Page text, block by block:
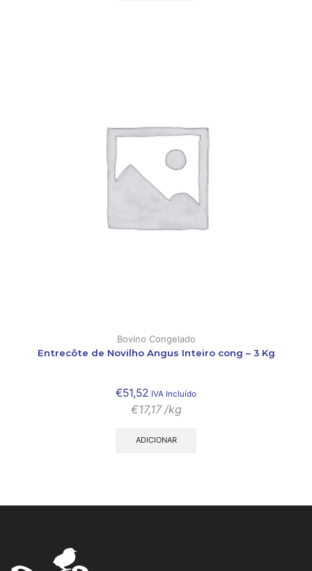
Bovino Congelado
Entrecôte de Novilho Angus Inteiro cong – 3 Kg
€51,52 IVA Incluído
€17,17 /kg
ADICIONAR